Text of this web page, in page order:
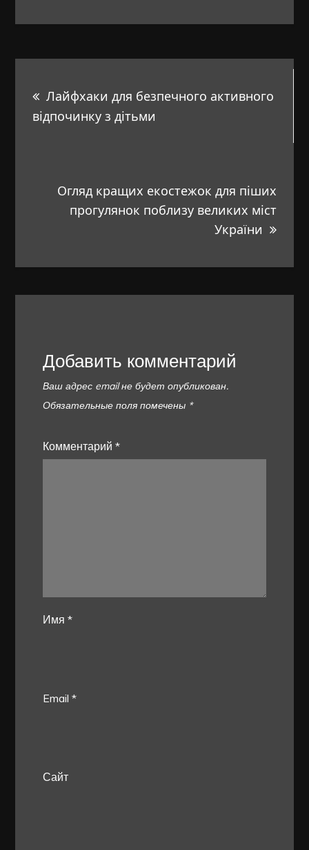
по
Лайфхаки для безпечного активного
відпочинку з дітьми
Огляд кращих екостежок для піших
прогулянок поблизу великих міст
України
Добавить комментарий
Ваш адрес email не будет опубликован.
Обязательные поля помечены *
Комментарий*
Имя*
Email*
Сайт